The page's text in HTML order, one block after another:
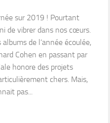
sur 2019 ! Pourtant
de vibrer dans nos cœurs.
de l’année écoulée,
Cohen en passant par
honore des projets
chers. Mais,
pas...